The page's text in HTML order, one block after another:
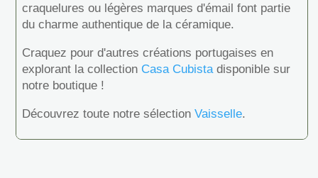
craquelures ou légères marques d'émail font partie
du charme authentique de la céramique.
Craquez pour d'autres créations portugaises en
explorant la collection Casa Cubistadisponible sur
notre boutique !
Découvrez toute notre sélectionVaisselle.